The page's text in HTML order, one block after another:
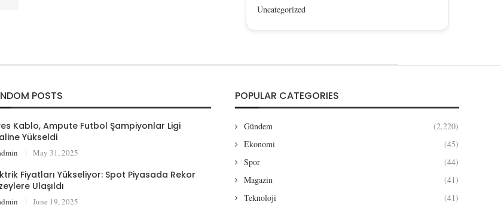
Uncategorized
POSTS
Kablo, Ampute Futbol Şampiyonlar Ligi
Yükseldi
May 31, 2025
Fiyatları Yükseliyor: Spot Piyasada Rekor
Ulaşıldı
June 19, 2025
POPULAR CATEGORIES
Gündem
(2,220)
Ekonomi
(45)
Spor
(44)
Magazin
(41)
Teknoloji
(41)